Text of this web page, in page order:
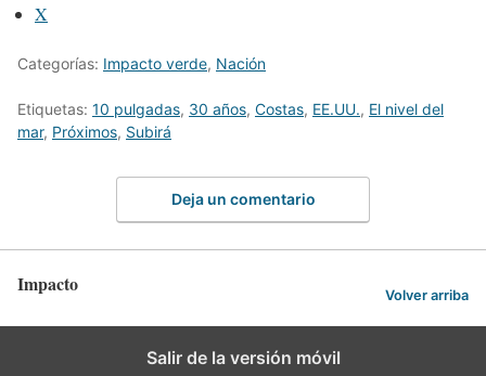
X
Categorías: Impacto verde, Nación
Etiquetas: 10 pulgadas, 30 años, Costas, EE.UU., El nivel del
mar, Próximos, Subirá
Deja un comentario
Impacto Volver arriba
Salir de la versión móvil